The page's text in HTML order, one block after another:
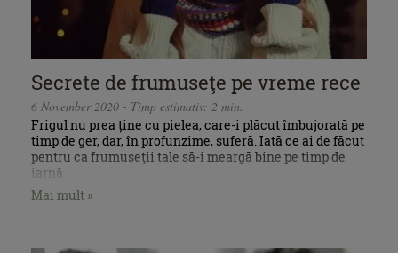
Secrete de frumuseţe pe vreme rece
6 November 2020 - Timp estimativ: 2 min.
Frigul nu prea ține cu pielea, care-i plăcut îmbujorată pe
timp de ger, dar, în profunzime, suferă. Iată ce ai de făcut
pentru ca frumuseţii tale să-i meargă bine pe timp de
iarnă.
Mai mult »